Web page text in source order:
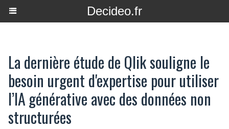
Decideo.fr
La dernière étude de Qlik souligne le
besoin urgent d'expertise pour utiliser
l’IA générative avec des données non
structurées